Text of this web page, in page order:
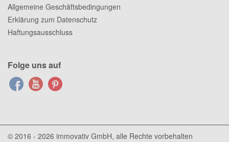
Allgemeine Geschäftsbedingungen
Erklärung zum Datenschutz
Haftungsausschluss
Folge uns auf
© 2016 - 2026 immovativ GmbH, alle Rechte vorbehalten